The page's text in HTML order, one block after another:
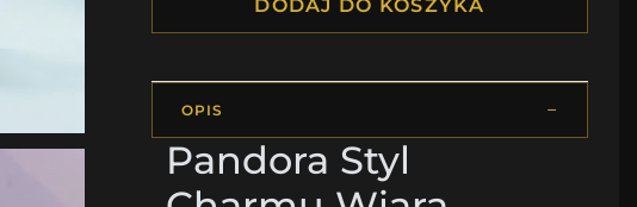
DODAJ DO KOSZYKA
OPIS
Pandora Styl